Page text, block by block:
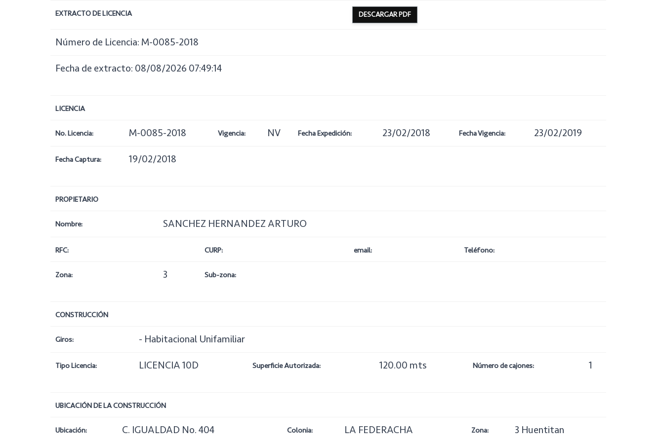
EXTRACTO DE LICENCIA DESCARGAR PDF
Número de Licencia: M-0085-2018
Fecha de extracto: 08/08/2026 07:49:14
LICENCIA
No. Licencia: M-0085-2018 Vigencia: NV Fecha Expedición: 23/02/2018 Fecha Vigencia: 23/02/2019
Fecha Captura: 19/02/2018
PROPIETARIO
Nombre: SANCHEZ HERNANDEZ ARTURO
RFC: CURP: email: Teléfono:
Zona: 3 Sub-zona:
CONSTRUCCIÓN
Giros: - Habitacional Unifamiliar
Tipo Licencia: LICENCIA 10D Superficie Autorizada: 120.00 mts Número de cajones: 1
UBICACIÓN DE LA CONSTRUCCIÓN
Ubicación: C. IGUALDAD No. 404 Colonia: LA FEDERACHA Zona: 3 Huentitan